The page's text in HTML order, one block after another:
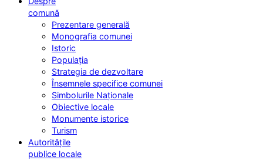
comună
Prezentare generală
Monografia comunei
Istoric
Populația
Strategia de dezvoltare
Însemnele specifice comunei
Simbolurile Naționale
Obiective locale
Monumente istorice
Turism
Autoritățile
publice locale